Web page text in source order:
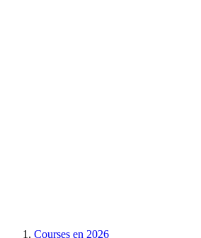
Courses en 2026